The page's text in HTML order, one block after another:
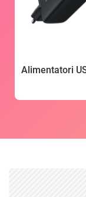
Alimentatori